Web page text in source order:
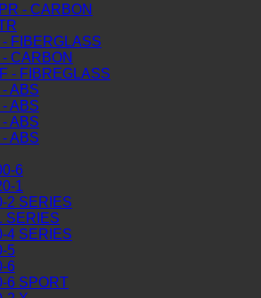
- CARBON
FIBERGLASS
CARBON
- FIBREGLASS
ABS
ABS
ABS
ABS
6
1
2 SERIES
SERIES
4 SERIES
5
6
6 SPORT